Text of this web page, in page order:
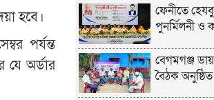
হবে।
পর্যন্ত
অর্ডার
ফেনীতে
পুনর্মিলনী ও
বেগমগঞ্জ
বৈঠক অনুষ্ঠিত